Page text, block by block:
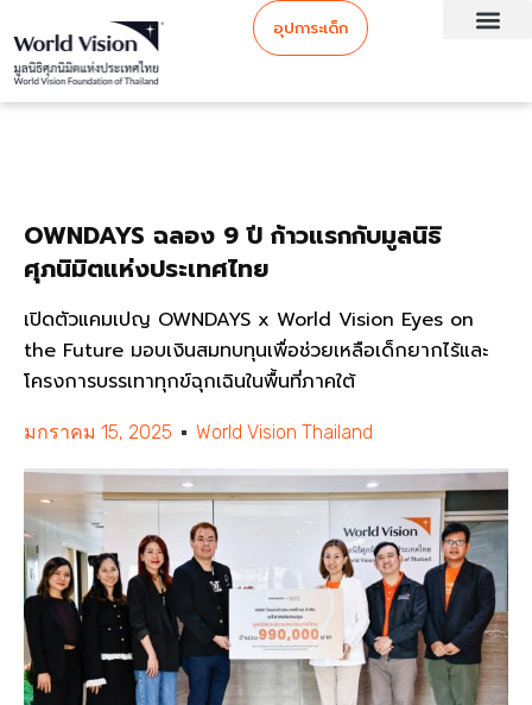
อุปการะเด็ก
OWNDAYS ฉลอง 9 ปี ก้าวแรกกับมูลนิธิ
ศุภนิมิตแห่งประเทศไทย
เปิดตัวแคมเปญ OWNDAYS x World Vision Eyes on
the Future มอบเงินสมทบทุนเพื่อช่วยเหลือเด็กยากไร้และ
โครงการบรรเทาทุกข์ฉุกเฉินในพื้นที่ภาคใต้
มกราคม 15, 2025 World Vision Thailand